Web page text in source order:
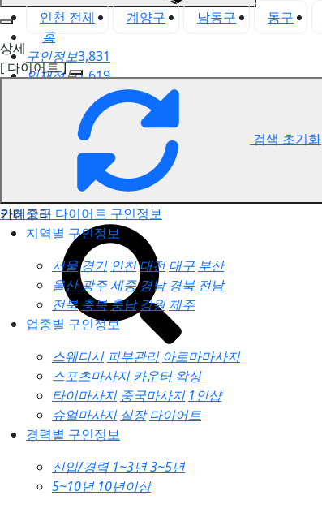
홈
구인정보3,831
인재정보1,619
고객센터
전국업체정보
마사지가이드
업체 서비스 관리
인천중구 다이어트 구인정보
인천 전체 계양구 남동구 동구
상세
[ 다이어트 ]
검색 초기화
카테고리
지역별 구인정보
서울경기 인천대전 대구 부산
울산광주세종경남 경북 전남
전북 충북충남 강원제주
업종별 구인정보
스웨디시 피부관리 아로마마사지
스포츠마사지 카운터 왁싱
타이마사지 중국마사지 1인샵
슈얼마사지 실장 다이어트
경력별 구인정보
신입/경력 1~3년3~5년
5~10년 10년이상